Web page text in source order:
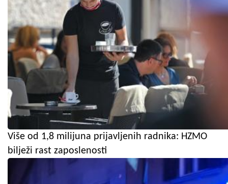
Više od 1,8 milijuna prijavljenih radnika: HZMO
bilježi rast zaposlenosti